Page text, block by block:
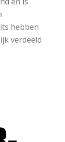
hebben
verdeeld